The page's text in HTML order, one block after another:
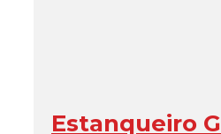
Estanqueiro